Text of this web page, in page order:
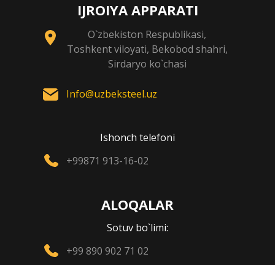
IJROIYA APPARATI
O`zbekiston Respublikasi,
Toshkent viloyati, Bekobod shahri,
Sirdaryo ko`chasi
Info@uzbeksteel.uz
Ishonch telefoni
+99871 913-16-02
ALOQALAR
Sotuv bo`limi:
+99 890 902 71 02